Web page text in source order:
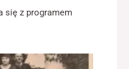
się z programem
cookie, niektóre